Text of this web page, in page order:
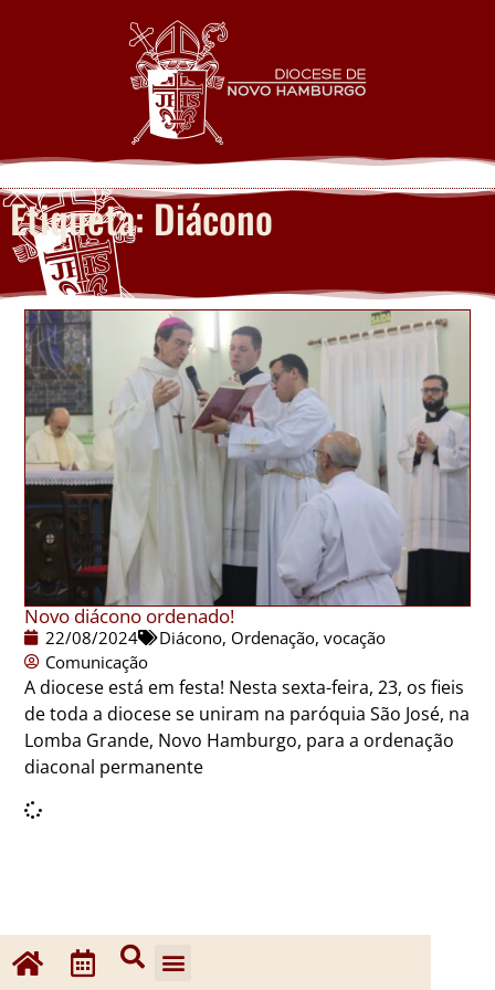
Etiqueta: Diácono
Novo diácono ordenado!
22/08/2024 Diácono, Ordenação,vocação
Comunicação
A diocese está em festa! Nesta sexta-feira, 23, os fieis
de toda a diocese se uniram na paróquia São José, na
Lomba Grande, Novo Hamburgo, para a ordenação
diaconal permanente